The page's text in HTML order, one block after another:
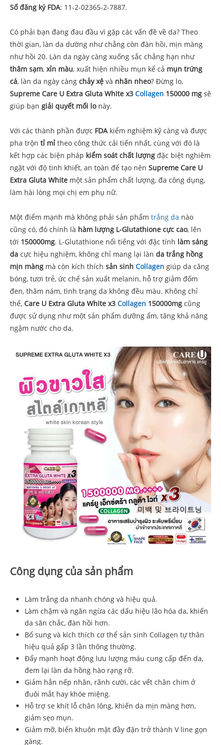
Số đăng ký FDA: 11-2-02365-2-7887.
Có phải bạn đang đau đầu vì gặp các vấn đề về da? Theo
thời gian, làn da dường như chẳng còn đàn hồi, mịn màng
như hồi 20. Làn da ngày càng xuống sắc chẳng hạn như
thâm sạm, xỉn màu, xuất hiện nhiều mụn kể cả mụn trứng
cá, làn da ngày càng chảy xệ và nhăn nheo? Đừng lo,
Supreme Care U Extra Gluta White x3 Collagen 150000 mg sẽ
giúp bạn giải quyết mối lo này.
Với các thành phần được FDAkiểm nghiệm kỹ càng và được
pha trộn tỉ mỉ theo công thức cải tiến nhất, cùng với đó là
kết hợp các biện pháp kiểm soát chất lượng đặc biệt nghiêm
ngặt với độ tinh khiết, an toàn để tạo nên Supreme Care U
Extra Gluta White một sản phẩm chất lượng, đa công dụng,
làm hài lòng mọi chị em phụ nữ.
Một điểm mạnh mà không phải sản phẩm trắng da nào
cũng có, đó chính là hàm lượng L-Glutathione cực cao, lên
tới 150000mg. L-Glutathione nổi tiếng với đặc tính làm sáng
da cực hiệu nghiệm, không chỉ mang lại làn da trắng hồng
mịn màng mà còn kích thích sản sinh Collagen giúp da căng
bóng, tươi trẻ, ức chế sản xuất melanin, hỗ trợ giảm đốm
đen, thâm nám, tình trạng da không đều màu. Không chỉ
thế, Care U Extra Gluta White x3 Collagen 150000mg cũng
được sử dụng như một sản phẩm dưỡng ẩm, tăng khả năng
ngậm nước cho da.
Công dụng của sản phẩm
Làm trắng da nhanh chóng và hiệu quả.
Làm chậm và ngăn ngừa các dấu hiệu lão hóa da, khiến
da săn chắc, đàn hồi hơn.
Bổ sung và kích thích cơ thể sản sinh Collagen tự thân
hiệu quả gấp 3 lần thông thường.
Đẩy mạnh hoạt động lưu lượng máu cung cấp đến da,
đem lại làn da hồng hào rạng rỡ.
Giảm hẳn nếp nhăn, rãnh cười, các vết chân chim ở
đuôi mắt hay khóe miệng.
Hỗ trợ se khít lỗ chân lông, khiến da mịn màng hơn,
giảm sẹo mụn.
Giảm mỡ, biến khuôn mặt đầy đặn trở thành V line gọn
gàng.